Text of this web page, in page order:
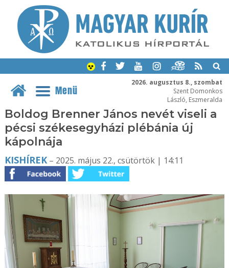
2026. augusztus 8., szombat
Szent Domonkos
László, Eszmeralda
Menü
Boldog Brenner János nevét viseli a
pécsi székesegyházi plébánia új
kápolnája
KISHÍREK– 2025. május 22., csütörtök | 14:11